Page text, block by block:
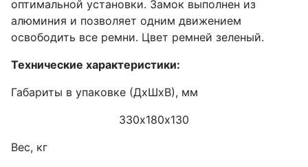
оптимальной установки. Замок выполнен из
алюминия и позволяет одним движением
освободить все ремни. Цвет ремней зеленый.
Технические характеристики:
Габариты в упаковке (ДхШхВ), мм
330х180х130
Вес, кг